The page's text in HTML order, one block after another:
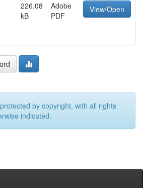
226.08
kB
Adobe
PDF
View/Open
by copyright, with all rights
indicated.